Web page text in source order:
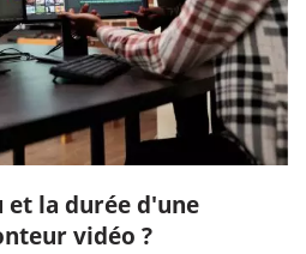
et la durée d'une
vidéo ?